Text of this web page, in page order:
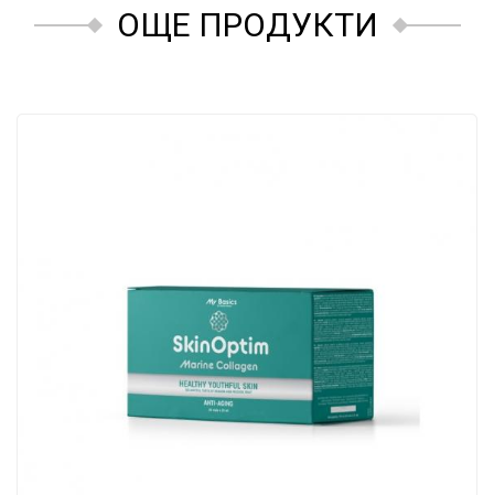
ОЩЕ ПРОДУКТИ